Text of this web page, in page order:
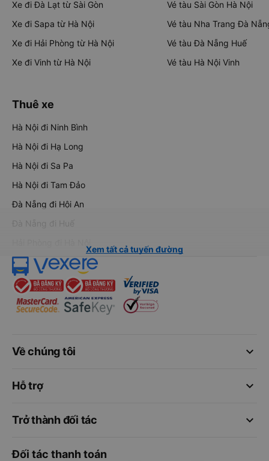
Xe đi Đà Lạt từ Sài Gòn
Xe đi Sapa từ Hà Nội
Xe đi Hải Phòng từ Hà Nội
Xe đi Vinh từ Hà Nội
Vé tàu Sài Gòn Hà Nội
Vé tàu Nha Trang Đà
Vé tàu Đà Nẵng Huế
Vé tàu Hà Nội Vinh
Thuê xe
Hà Nội đi Ninh Bình
Hà Nội đi Hạ Long
Hà Nội đi Sa Pa
Hà Nội đi Tam Đảo
Đà Nẵng đi Hội An
Đà Nẵng đi Huế
Xem tất cả tuyến đường
keyboard_arrow_down
Về chúng tôi
keyboard_arrow_down
Hỗ trợ
keyboard_arrow_down
Trở thành đối tác
Đối tác thanh toán